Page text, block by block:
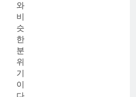
와
비
슷
한
분
위
기
이